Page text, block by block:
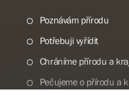
Poznávám přírodu
Potřebuji vyřídit
Chráníme přírodu a
Pečujeme o přírodu a